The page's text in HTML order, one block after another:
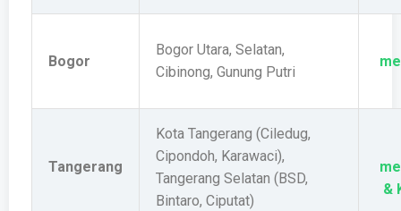
Bogor
Bogor Utara, Selatan,
Cibinong, Gunung Putri
Tangerang
Kota Tangerang (Ciledug,
Cipondoh, Karawaci),
Tangerang Selatan (BSD,
Bintaro, Ciputat)
&